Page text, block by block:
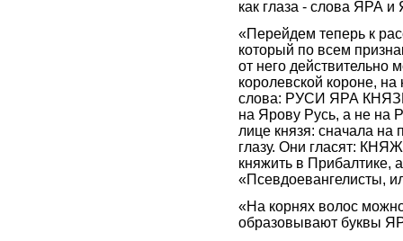
как глаза - слова ЯРА
«Перейдем теперь к
который по всем
от него
королевской короне, на
слова: РУСИ ЯРА
на Ярову Русь, а не на
лице князя: сначала на
глазу. Они гласят:
княжить в Прибалтике,
«Псевдоевангелисты,
«На корнях волос
образовывают буквы